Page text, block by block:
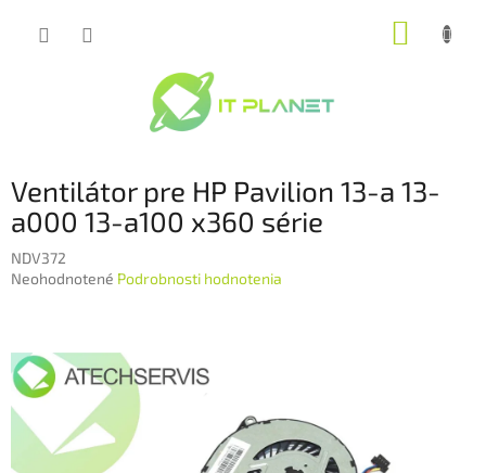
Ventilátor pre HP Pavilion 13-a 13-
a000 13-a100 x360 série
NDV372
Priemerné
0,0
z
hviezdičiek.
Neohodnotené Podrobnosti hodnotenia